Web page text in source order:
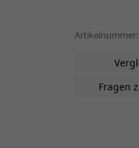
Fragen